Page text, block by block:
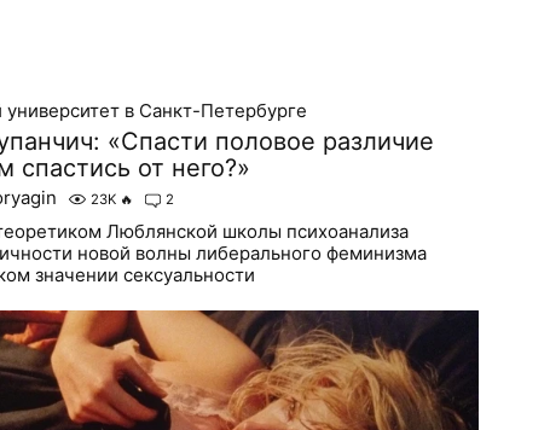
университет в Санкт-Петербурге
«Спасти половое различие
спастись от него?»
23K 🔥 2
Люблянской школы психоанализа
новой волны либерального феминизма
значении сексуальности